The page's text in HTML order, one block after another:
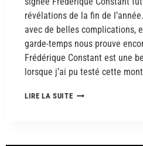
révélations de la fin de
avec de belles complications,
garde-temps nous prouve
Frédérique Constant est une
lorsque j’ai pu testé cette
LIRE LA SUITE